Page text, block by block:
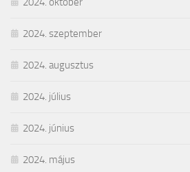
2024. szeptember
2024. augusztus
2024. július
2024. június
2024. május